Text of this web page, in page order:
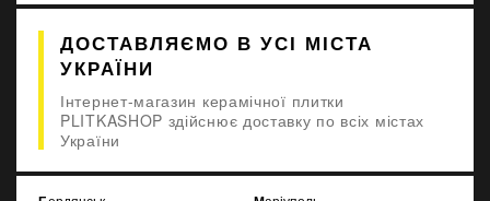
ДОСТАВЛЯЄМО В УСІ МІСТА
УКРАЇНИ
Інтернет-магазин керамічної плитки
PLITKASHOP здійснює доставку по всіх містах
України